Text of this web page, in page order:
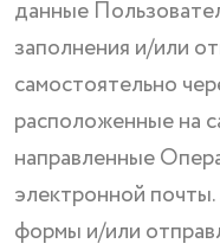
данные
заполнения и/или
самостоятельно
расположенные на
направленные
электронной
формы и/или